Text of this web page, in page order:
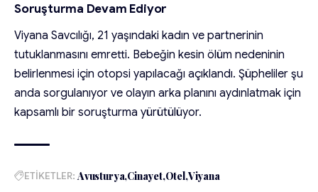
Soruşturma Devam Ediyor
Viyana Savcılığı, 21 yaşındaki kadın ve partnerinin
tutuklanmasını emretti. Bebeğin kesin ölüm nedeninin
belirlenmesi için otopsi yapılacağı açıklandı. Şüpheliler şu
anda sorgulanıyor ve olayın arka planını aydınlatmak için
kapsamlı bir soruşturma yürütülüyor.
ETİKETLER: Avusturya Cinayet Otel Viyana